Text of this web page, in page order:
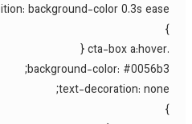
transition: background-color 0.3s
background-color:
text-decoration: